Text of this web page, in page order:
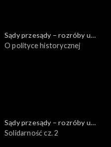
Sądy przesądy – rozróby u
Kuby
O polityce historycznej
Sądy przesądy – rozróby u
Kuby
Solidarność cz. 2